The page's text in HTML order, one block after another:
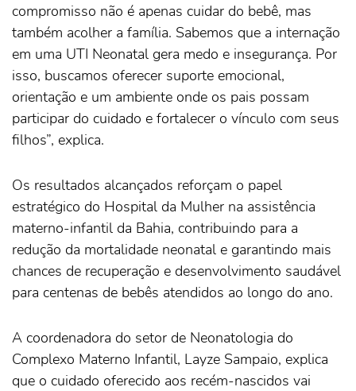
compromisso não é apenas cuidar do bebê, mas
também acolher a família. Sabemos que a internação
em uma UTI Neonatal gera medo e insegurança. Por
isso, buscamos oferecer suporte emocional,
orientação e um ambiente onde os pais possam
participar do cuidado e fortalecer o vínculo com seus
filhos”, explica.
Os resultados alcançados reforçam o papel
estratégico do Hospital da Mulher na assistência
materno-infantil da Bahia, contribuindo para a
redução da mortalidade neonatal e garantindo mais
chances de recuperação e desenvolvimento saudável
para centenas de bebês atendidos ao longo do ano.
A coordenadora do setor de Neonatologia do
Complexo Materno Infantil, Layze Sampaio, explica
que o cuidado oferecido aos recém-nascidos vai